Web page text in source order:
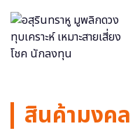
สินค้ามงคล